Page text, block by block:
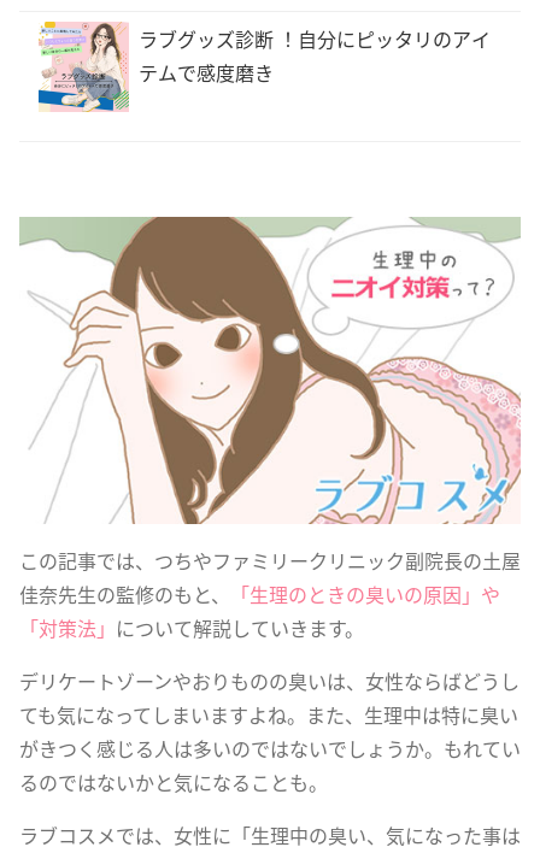
ラブグッズ診断 ！自分にピッタリのアイ
テムで感度磨き
この記事では、つちやファミリークリニック副院長の土屋
佳奈先生の監修のもと、
「生理のときの臭いの原因」や
「対策法」 について解説していきます。
デリケートゾーンやおりものの臭いは、女性ならばどうし
ても気になってしまいますよね。また、生理中は特に臭い
がきつく感じる人は多いのではないでしょうか。もれてい
るのではないかと気になることも。
ラブコスメでは、女性に「生理中の臭い、気になった事は